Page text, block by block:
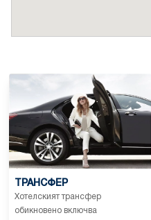
ТРАНСФЕР
Хотелският трансфер
обикновено включва